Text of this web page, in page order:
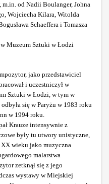
od Nadii Boulanger, Johna
Wojciecha Kilara, Witolda
Schaeffera i Tomasza
Muzeum Sztuki w Łodzi
jako przedstawiciel
i uczestniczył w
Sztuki w Łodzi, w tym w
się w Paryżu w 1983 roku
w 1994 roku.
Krauze intensywnie z
były tu utwory unistyczne,
wieku jako muzyczna
malarstwa
zetknął się z jego
wystawy w Miejskiej